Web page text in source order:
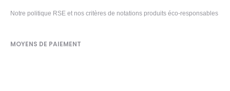
Notre politique RSE et nos critères de notations produits éco-responsables
MOYENS DE PAIEMENT